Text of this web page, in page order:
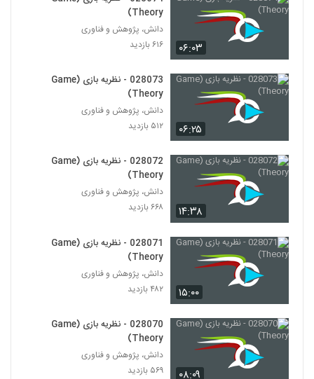
028013 - مدیریت پیچیدگی (Complexity
Management)
14
Management)
Management)
۵۱۳ بازدید
Theory)
17
Theory)
18
Theory)
Theory)
۰۶:۰۳
Theory)
دانش، پژوهش و فناوری
۶۱۶ بازدید
۰۶:۲۵
028073 - نظریه بازی (Game
Theory)
دانش، پژوهش و فناوری
۵۱۲ بازدید
۱۴:۳۸
028072 - نظریه بازی (Game
Theory)
دانش، پژوهش و فناوری
۶۶۸ بازدید
۱۵:۰۰
028071 - نظریه بازی (Game
Theory)
دانش، پژوهش و فناوری
۴۸۲ بازدید
۰۸:۰۹
028070 - نظریه بازی (Game
Theory)
دانش، پژوهش و فناوری
۵۶۹ بازدید